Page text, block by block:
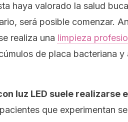
haya valorado la salud
será posible comenzar.
realiza una limpieza
de placa bacteriana y
luz LED suele realizarse
que experimentan